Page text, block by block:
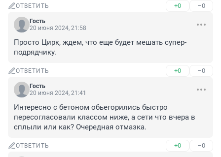
ОТВЕТИТЬ +0 –0
Гость
20 июня 2024, 21:58
Просто Цирк, ждем, что еще будет мешать супер-
подрядчику.
ОТВЕТИТЬ +0 –0
Гость
20 июня 2024, 21:41
Интересно с бетоном обьегорились быстро
пересогласовали классом ниже, а сети что вчера в
сплыли или как? Очередная отмазка.
ОТВЕТИТЬ +0 –0